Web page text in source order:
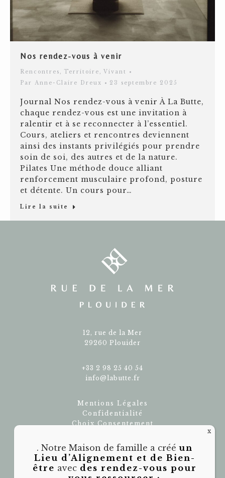
Nos rendez-vous à venir
Rencontres , Territoire , Vivant
Par Anne-Claire Dreux 23 septembre 2025
Journal Nos rendez-vous à venir À La Butte,
chaque rendez-vous est une invitation à
ralentir et à se reconnecter à l’essentiel.
Cours, ateliers et rencontres deviennent
ainsi des instants privilégiés pour prendre
soin de soi, des autres et de la nature.
Pilates Une méthode douce alliant
renforcement musculaire profond, posture
et détente. Un cours pour…
Lire la suite
12, rue de la Mer
29260 Plouider
+33 2 98 25 40 54
info@labutte.fr
Mentions Légales
Confidentialité
Choix Consentement
Instagram
Facebook
. Notre Maison de famille a créé un
Lieu d’Alignement et de Bien-
être avecdes rendez-vous pour